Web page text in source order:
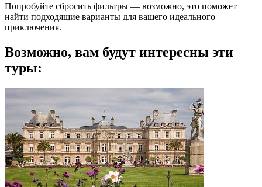
Попробуйте сбросить фильтры — возможно, это поможет
найти подходящие варианты для вашего идеального
приключения.
Возможно, вам будут интересны эти
туры: